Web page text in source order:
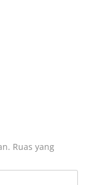
Ruas yang